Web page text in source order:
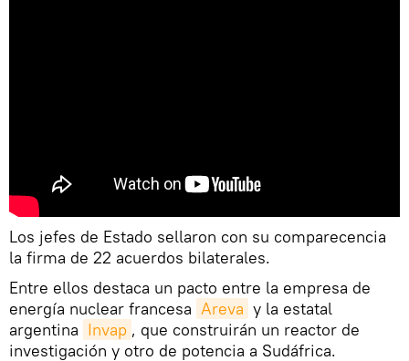
Los jefes de Estado sellaron con su comparecencia
la firma de 22 acuerdos bilaterales.
Entre ellos destaca un pacto entre la empresa de
energía nuclear francesa Areva y la estatal
argentina Invap , que construirán un reactor de
investigación y otro de potencia a Sudáfrica.